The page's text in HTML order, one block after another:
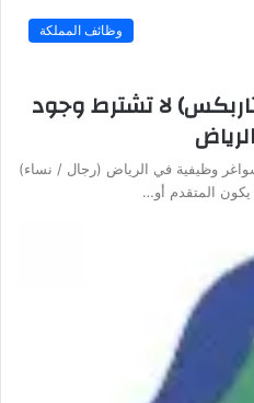
وظائف المملكة
لا تشترط وجود
وظيفية في الرياض (رجال / نساء)
المتقدم أو…